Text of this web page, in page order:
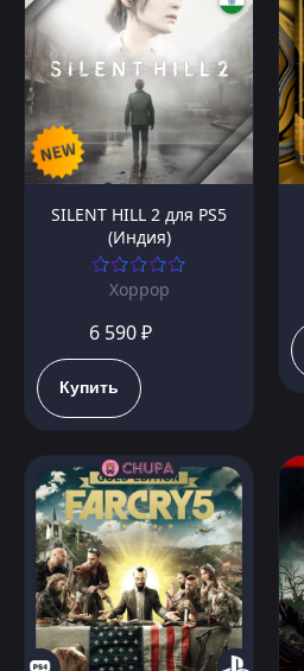
SILENT HILL 2 для PS5
(Индия)
Хоррор
6 590 ₽
Купить